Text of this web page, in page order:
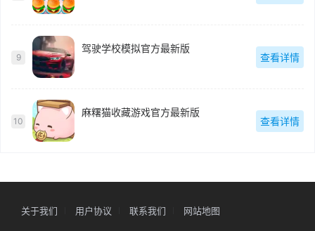
9
驾驶学校模拟官方最新版
查看详情
10
麻糬猫收藏游戏官方最新版
查看详情
关于我们 用户协议 联系我们 网站地图